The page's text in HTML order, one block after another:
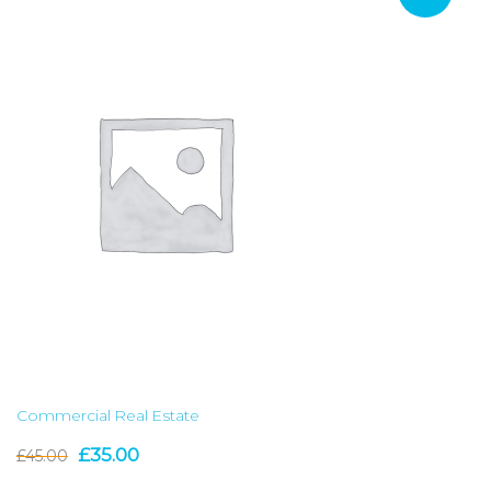
Commercial Real Estate
£45.00 El
£35.00El